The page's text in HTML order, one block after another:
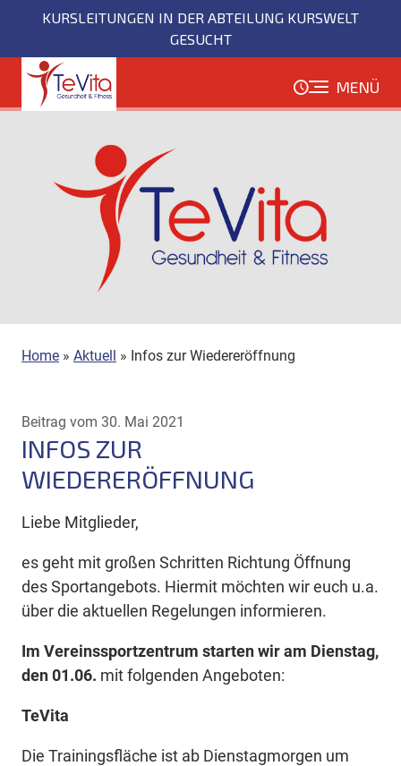
Inhalt
KURSLEITUNGEN IN DER ABTEILUNG KURSWELT
GESUCHT
MENÜ
Home » Aktuell » Infos zur Wiedereröffnung
Beitrag vom 30. Mai 2021
INFOS ZUR
WIEDERERÖFFNUNG
Liebe Mitglieder,
es geht mit großen Schritten Richtung Öffnung
des Sportangebots. Hiermit möchten wir euch u.a.
über die aktuellen Regelungen informieren.
Im Vereinssportzentrum starten wir am Dienstag,
den 01.06. mit folgenden Angeboten:
TeVita
Die Trainingsfläche ist ab Dienstagmorgen um